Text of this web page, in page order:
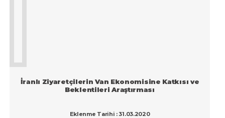
İranlı Ziyaretçilerin Van Ekonomisine Katkısı ve
Beklentileri Araştırması
Eklenme Tarihi : 31.03.2020